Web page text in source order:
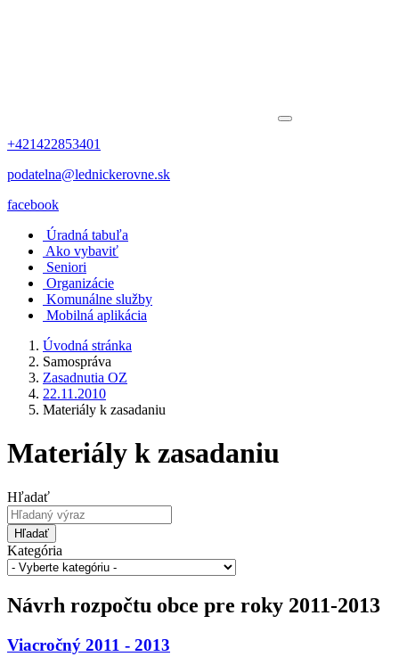
+421422853401
podatelna@lednickerovne.sk
facebook
Úradná tabuľa
Ako vybaviť
Seniori
Organizácie
Komunálne služby
Mobilná aplikácia
Úvodná stránka
Samospráva
Zasadnutia OZ
22.11.2010
Materiály k zasadaniu
Materiály k zasadaniu
Hľadať
Hľadať
Kategória
Návrh rozpočtu obce pre roky 2011-2013
Viacročný 2011 - 2013